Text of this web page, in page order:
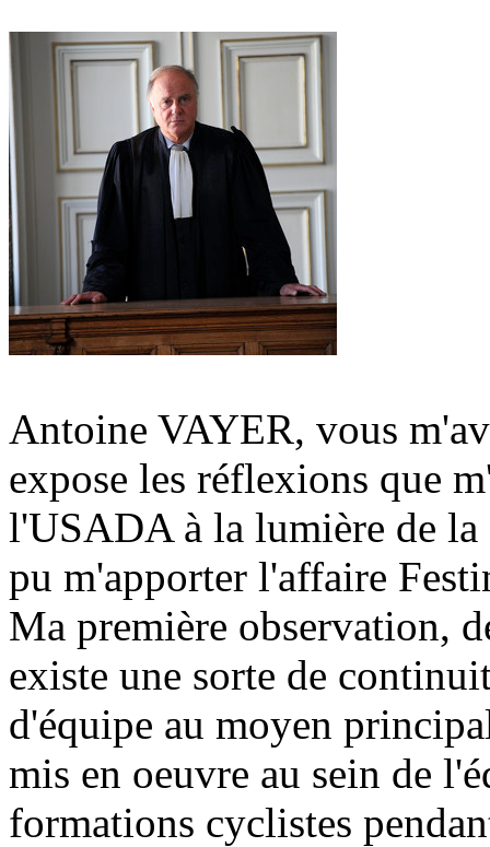
Antoine VAYER, vous
expose les réflexions que
l'USADA à la lumière de la
pu m'apporter l'affaire
Ma première observation,
existe une sorte de
d'équipe au moyen
mis en oeuvre au sein de
formations cyclistes